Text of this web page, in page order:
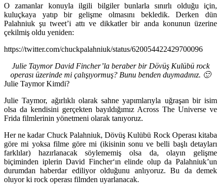
O zamanlar konuyla ilgili bilgiler bunlarla sınırlı olduğu için,
kuluçkaya yatıp bir gelişme olmasını bekledik. Derken dün
Palahniuk şu tweet’i attı ve dikkatler bir anda konunun üzerine
çekilmiş oldu yeniden:
https://twitter.com/chuckpalahniuk/status/620054422429700096
Julie Taymor David Fincher’la beraber bir Dövüş Kulübü rock
operası üzerinde mi çalışıyormuş? Bunu benden duymadınız. 🙂
Julie Taymor Kimdi?
Julie Taymor, ağırlıklı olarak sahne yapımlarıyla uğraşan bir isim
olsa da kendisini gerçekten bayıldığımız Across The Universe ve
Frida filmlerinin yönetmeni olarak tanıyoruz.
Her ne kadar Chuck Palahniuk, Dövüş Kulübü Rock Operası kitaba
göre mi yoksa filme göre mi (ikisinin sonu ve belli başlı detayları
farklılar) hazırlanacak söylememiş olsa da, olayın gelişme
biçiminden iplerinDavid Fincher‘ın elinde olup da Palahniuk’un
durumdan haberdar ediliyor olduğunu anlıyoruz. Bu da demek
oluyor ki rock operası filmden uyarlanacak.